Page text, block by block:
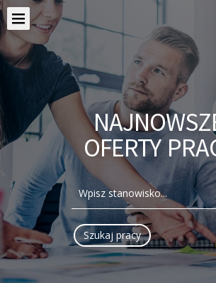
OFERTY